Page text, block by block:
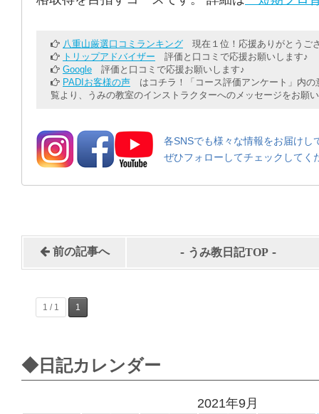
八重山厳選口コミランキング 現在１位！応援ありがとうご
トリップアドバイザー 評価と口コミで応援お願いします♪
Google 評価と口コミで応援お願いします♪
PADIお客様の声 はコチラ！「コース評価アンケート」内の
覧より、うみの教室のインストラクターへのメッセージをお願
各SNSでも様々な情報をお届けし
ぜひフォローしてチェックしてく
前の記事へ - うみ教日記TOP -
1 / 1 1
◆日記カレンダー
2021年9月